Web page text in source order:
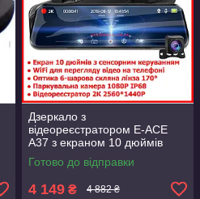
Дзеркало з
відеореєстратором E-ACE
A37 з екраном 10 дюймів
2.5K 1440P WiFi + задня
камера паркування 1080P 6м
Готово до відправки
4 149 ₴ 4 882 ₴